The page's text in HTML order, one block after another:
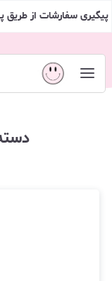
پیگیری سفارشات از طریق پیامک با شماره